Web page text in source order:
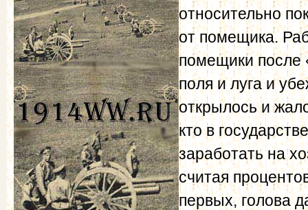
относительно
от помещика.
помещики после
поля и луга и
открылось и
кто в
заработать на
считая
первых, голова